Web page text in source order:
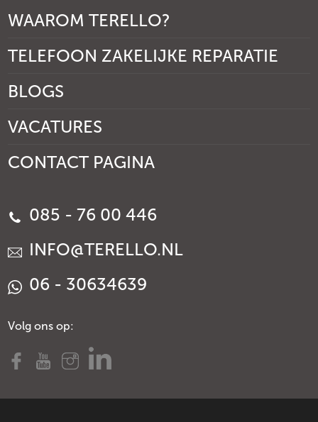
WAAROM TERELLO?
TELEFOON ZAKELIJKE REPARATIE
BLOGS
VACATURES
CONTACT PAGINA
085 - 76 00 446
INFO@TERELLO.NL
06 - 30634639
Volg ons op: